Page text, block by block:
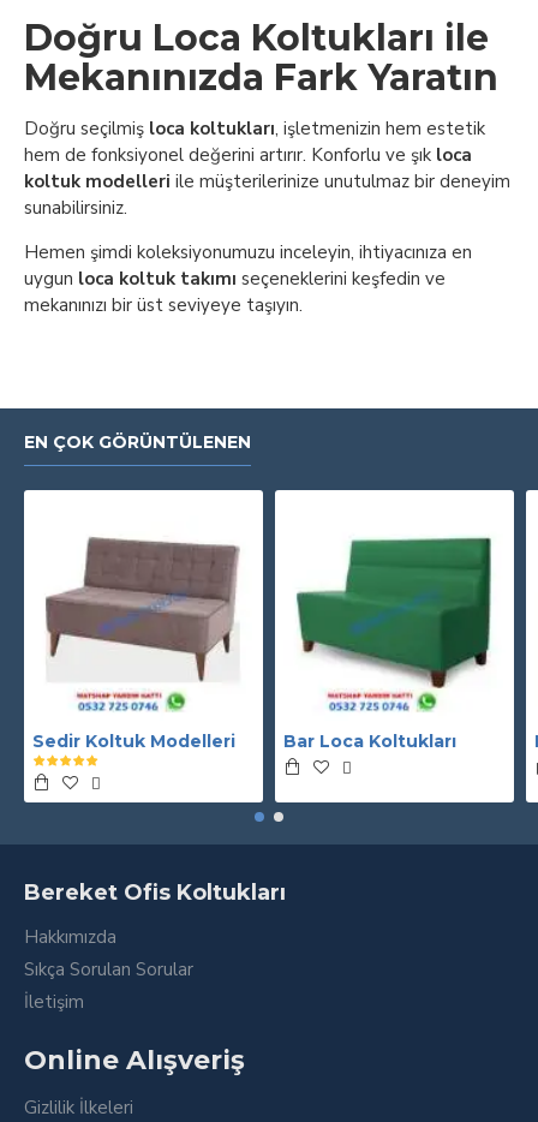
Doğru Loca Koltukları ile
Mekanınızda Fark Yaratın
Doğru seçilmiş loca koltukları, işletmenizin hem estetik
hem de fonksiyonel değerini artırır. Konforlu ve şık loca
koltuk modelleri ile müşterilerinize unutulmaz bir deneyim
sunabilirsiniz.
Hemen şimdi koleksiyonumuzu inceleyin, ihtiyacınıza en
uygun loca koltuk takımı seçeneklerini keşfedin ve
mekanınızı bir üst seviyeye taşıyın.
EN ÇOK GÖRÜNTÜLENEN
Sedir Koltuk Modelleri Bar Loca Koltukları
Bereket Ofis Koltukları
Hakkımızda
Sıkça Sorulan Sorular
İletişim
Online Alışveriş
Gizlilik İlkeleri